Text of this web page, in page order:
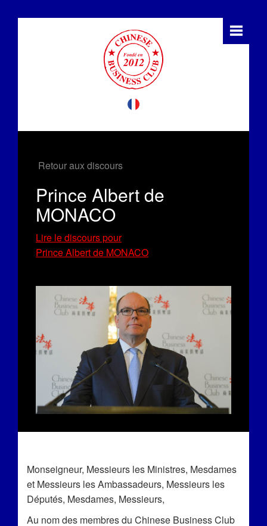
Retour aux discours
Prince Albert de
MONACO
Lire le discours pour
Prince Albert de MONACO
Monseigneur, Messieurs les Ministres, Mesdames
et Messieurs les Ambassadeurs, Messieurs les
Députés, Mesdames, Messieurs,
Au nom des membres du Chinese Business Club